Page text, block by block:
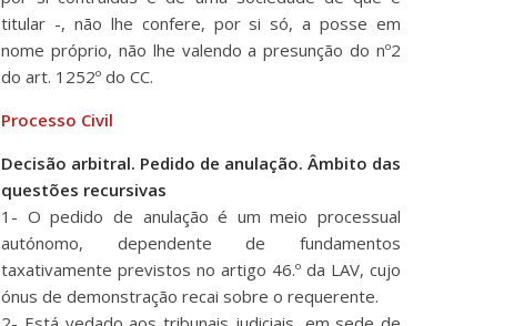
titular -, não lhe confere, por si só, a posse em
nome próprio, não lhe valendo a presunção do nº2
do art. 1252º do CC.
Processo Civil
Decisão arbitral. Pedido de anulação. Âmbito das
questões recursivas
1- O pedido de anulação é um meio processual
autónomo, dependente de fundamentos
taxativamente previstos no artigo 46.º da LAV, cujo
ónus de demonstração recai sobre o requerente.